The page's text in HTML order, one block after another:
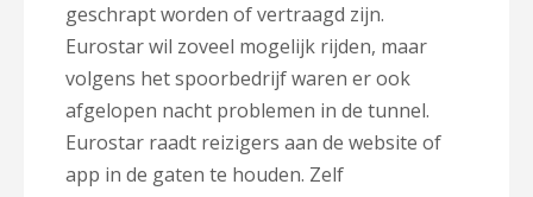
geschrapt worden of vertraagd zijn.
Eurostar wil zoveel mogelijk rijden, maar
volgens het spoorbedrijf waren er ook
afgelopen nacht problemen in de tunnel.
Eurostar raadt reizigers aan de website of
app in de gaten te houden. Zelf